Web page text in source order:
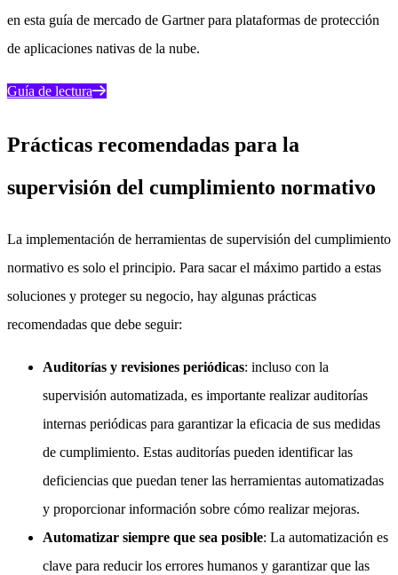
en esta guía de mercado de Gartner para plataformas de protección
de aplicaciones nativas de la nube.
Guía de lectura
Prácticas recomendadas para la
supervisión del cumplimiento normativo
La implementación de herramientas de supervisión del cumplimiento
normativo es solo el principio. Para sacar el máximo partido a estas
soluciones y proteger su negocio, hay algunas prácticas
recomendadas que debe seguir:
Auditorías y revisiones periódicas: incluso con la
supervisión automatizada, es importante realizar auditorías
internas periódicas para garantizar la eficacia de sus medidas
de cumplimiento. Estas auditorías pueden identificar las
deficiencias que puedan tener las herramientas automatizadas
y proporcionar información sobre cómo realizar mejoras.
Automatizar siempre que sea posible: La automatización es
clave para reducir los errores humanos y garantizar que las